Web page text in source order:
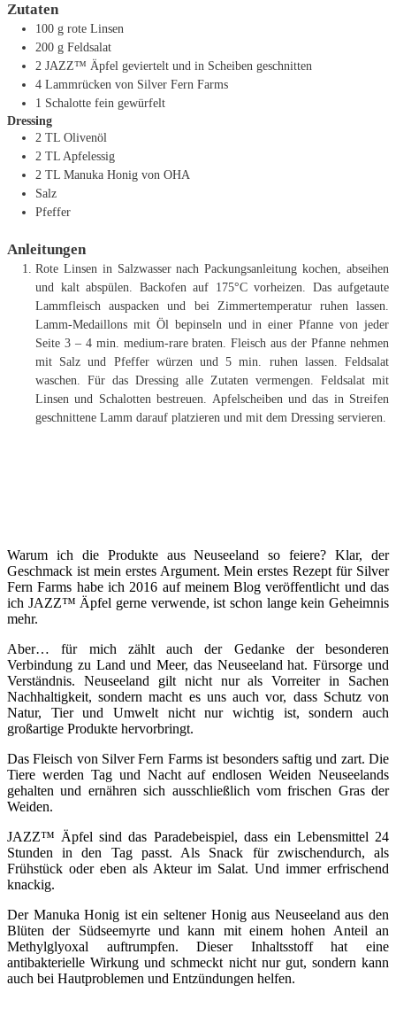
Zutaten
100 g rote Linsen
200 g Feldsalat
2 JAZZ™ Äpfel geviertelt und in Scheiben geschnitten
4 Lammrücken von Silver Fern Farms
1 Schalotte fein gewürfelt
Dressing
2 TL Olivenöl
2 TLApfelessig
2 TL Manuka Honig von OHA
Salz
Pfeffer
Anleitungen
Rote Linsen in Salzwasser nach Packungsanleitung kochen, abseihen
und kalt abspülen. Backofen auf 175°C vorheizen. Das aufgetaute
Lammfleisch auspacken und bei Zimmertemperatur ruhen lassen.
Lamm-Medaillons mit Öl bepinseln und in einer Pfanne von jeder
Seite 3 – 4 min. medium-rare braten. Fleisch aus der Pfanne nehmen
mit Salz und Pfeffer würzen und 5 min. ruhen lassen. Feldsalat
waschen. Für das Dressing alle Zutaten vermengen. Feldsalat mit
Linsen und Schalotten bestreuen. Apfelscheiben und das in Streifen
geschnittene Lamm darauf platzieren und mit dem Dressing servieren.
Warum ich die Produkte aus Neuseeland so feiere? Klar, der
Geschmack ist mein erstes Argument. Mein erstes Rezept für Silver
Fern Farms habe ich 2016 auf meinem Blog veröffentlicht und das
ich JAZZ™ Äpfel gerne verwende, ist schon lange kein Geheimnis
mehr.
Aber… für mich zählt auch der Gedanke der besonderen
Verbindung zu Land und Meer, das Neuseeland hat. Fürsorge und
Verständnis. Neuseeland gilt nicht nur als Vorreiter in Sachen
Nachhaltigkeit, sondern macht es uns auch vor, dass Schutz von
Natur, Tier und Umwelt nicht nur wichtig ist, sondern auch
großartige Produkte hervorbringt.
Das Fleisch von Silver Fern Farms ist besonders saftig und zart. Die
Tiere werden Tag und Nacht auf endlosen Weiden Neuseelands
gehalten und ernähren sich ausschließlich vom frischen Gras der
Weiden.
JAZZ™ Äpfel sind das Paradebeispiel, dass ein Lebensmittel 24
Stunden in den Tag passt. Als Snack für zwischendurch, als
Frühstück oder eben als Akteur im Salat. Und immer erfrischend
knackig.
Der Manuka Honig ist ein seltener Honig aus Neuseeland aus den
Blüten der Südseemyrte und kann mit einem hohen Anteil an
Methylglyoxal auftrumpfen. Dieser Inhaltsstoff hat eine
antibakterielle Wirkung und schmeckt nicht nur gut, sondern kann
auch bei Hautproblemen und Entzündungen helfen.